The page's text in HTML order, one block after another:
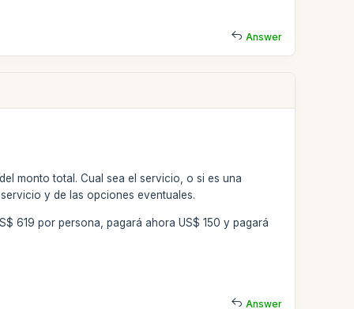
Answer
monto total. Cual sea el servicio, o si es una
y de las opciones eventuales.
619 por persona, pagará ahora US$ 150 y pagará
Answer